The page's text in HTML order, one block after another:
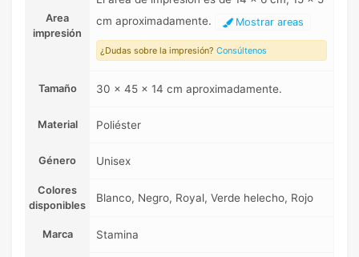
Area
impresión
cm aproximadamente.
Mostrar areas
¿Dudas sobre la impresión? Consúltenos
Tamaño 30 x 45 x 14 cm aproximadamente.
Material Poliéster
Género Unisex
Colores
disponibles
Blanco, Negro, Royal, Verde helecho, Rojo
Marca Stamina